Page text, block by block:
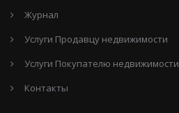
Журнал
Услуги Продавцу недвижимости
Услуги Покупателю недвижимости
Контакты